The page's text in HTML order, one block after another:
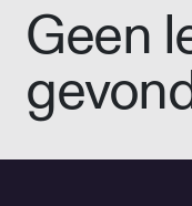
Geen